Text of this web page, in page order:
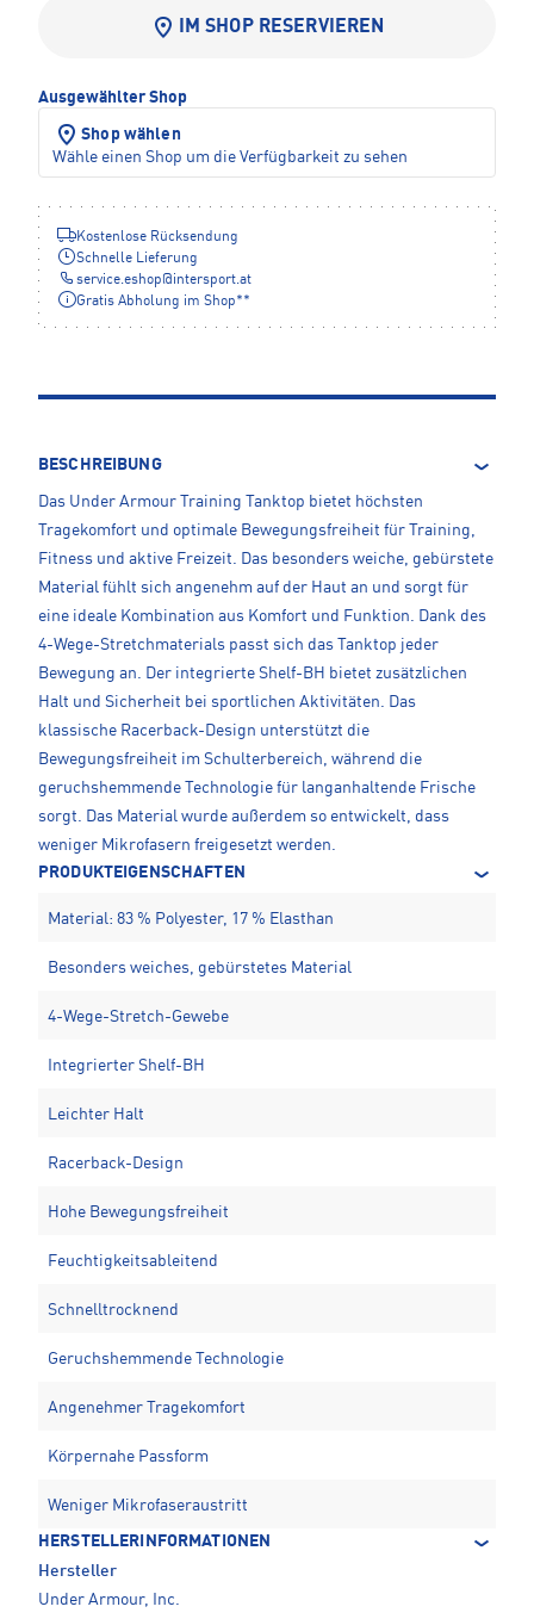
IM SHOP RESERVIEREN
Ausgewählter Shop
Shop wählen
Wähle einen Shop um die Verfügbarkeit zu sehen
Kostenlose Rücksendung
Schnelle Lieferung
service.eshop@intersport.at
Gratis Abholung im Shop**
BESCHREIBUNG
Das Under Armour Training Tanktop bietet höchsten
Tragekomfort und optimale Bewegungsfreiheit für Training,
Fitness und aktive Freizeit. Das besonders weiche, gebürstete
Material fühlt sich angenehm auf der Haut an und sorgt für
eine ideale Kombination aus Komfort und Funktion. Dank des
4-Wege-Stretchmaterials passt sich das Tanktop jeder
Bewegung an. Der integrierte Shelf-BH bietet zusätzlichen
Halt und Sicherheit bei sportlichen Aktivitäten. Das
klassische Racerback-Design unterstützt die
Bewegungsfreiheit im Schulterbereich, während die
geruchshemmende Technologie für langanhaltende Frische
sorgt. Das Material wurde außerdem so entwickelt, dass
weniger Mikrofasern freigesetzt werden.
PRODUKTEIGENSCHAFTEN
Material: 83 % Polyester, 17 % Elasthan
Besonders weiches, gebürstetes Material
4-Wege-Stretch-Gewebe
Integrierter Shelf-BH
Leichter Halt
Racerback-Design
Hohe Bewegungsfreiheit
Feuchtigkeitsableitend
Schnelltrocknend
Geruchshemmende Technologie
Angenehmer Tragekomfort
Körpernahe Passform
Weniger Mikrofaseraustritt
HERSTELLERINFORMATIONEN
Hersteller
Under Armour, Inc.